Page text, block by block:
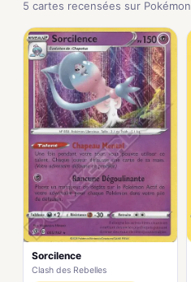
5 cartes recensées sur
Sorcilence
Clash des Rebelles